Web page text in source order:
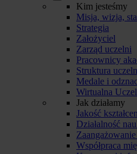
Kim jesteśmy
Misja, wizja,
Strategia
Założyciel
Zarząd uczelni
Pracownicy
Struktura
Medale i
Wirtualna
Jak działamy
Jakość
Działalność
Zaangażowanie
Współpraca